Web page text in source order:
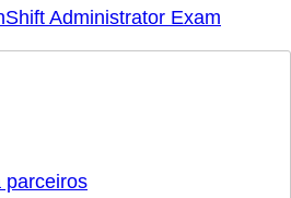
Administrator Exam
parceiros